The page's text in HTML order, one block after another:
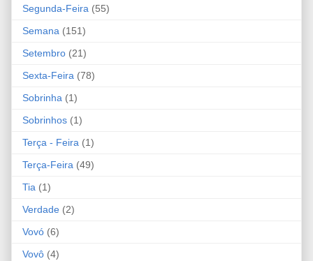
Segunda-Feira (55)
Semana (151)
Setembro (21)
Sexta-Feira (78)
Sobrinha (1)
Sobrinhos (1)
Terça - Feira (1)
Terça-Feira (49)
Tia (1)
Verdade (2)
Vovó (6)
Vovô (4)